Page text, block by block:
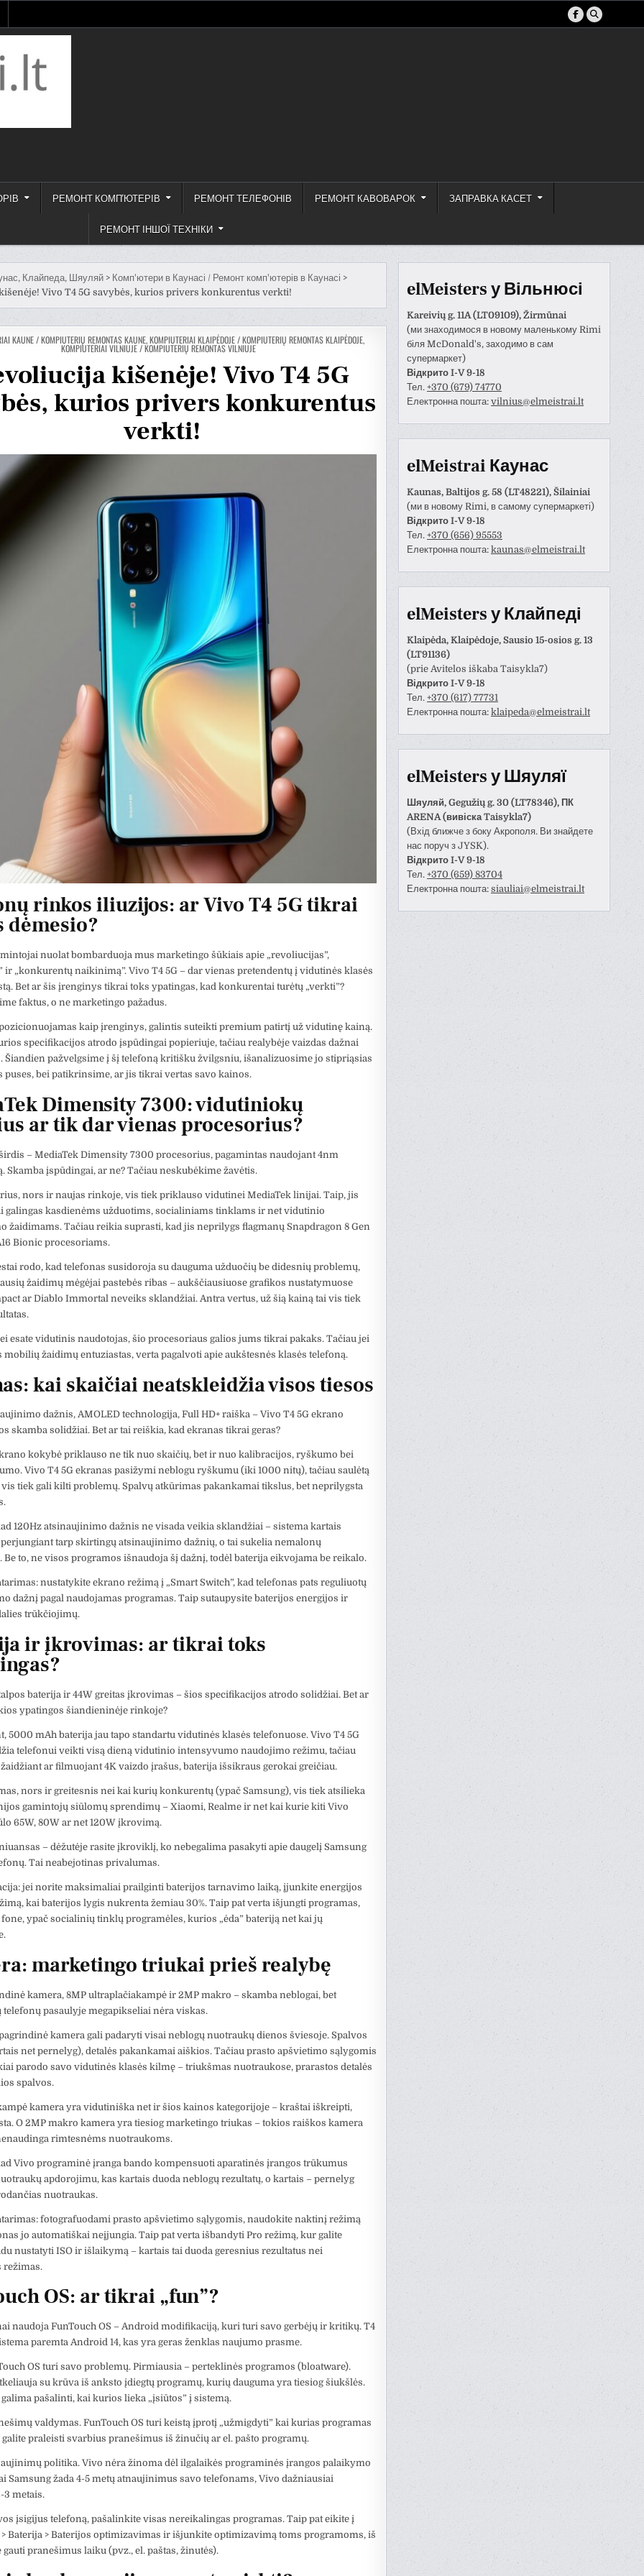
РЕМОНТ КОМП'ЮТЕРІВ РЕМОНТ ТЕЛЕФОНІВ РЕМОНТ КАВОВАРОК ЗАПРАВКА КАСЕТ
РЕМОНТ ІНШОЇ ТЕХНІКИ
Vytautas Ragaisis
prieš 3 metų
Šis naudotojas paliko tik
įvertinimą.
Anastazija Lukoševičienė
Šis naudotojas paliko tik
Mandagus bendravimas ir
greitai bei kokybiškai
atliktas darbas.
Клайпеда, Шяуляй> Комп'ютери в Каунасі / Ремонт комп'ютерів в Каунасі >
Vivo T4 5G savybės, kurios privers konkurentus verkti!
KAUNE / KOMPIUTERIŲ REMONTAS KAUNE,KOMPIUTERIAI KLAIPĖDOJE / KOMPIUTERIŲ REMONTAS KLAIPĖDOJE,
KOMPIUTERIAI VILNIUJE / KOMPIUTERIŲ REMONTAS VILNIUJE
kišenėje! Vivo T4 5G
kurios privers konkurentus
verkti!
rinkos iliuzijos: ar Vivo T4 5G tikrai
dėmesio?
nuolat bombarduoja mus marketingo šūkiais apie „revoliucijas”,
ir „konkurentų naikinimą”. Vivo T4 5G – dar vienas pretendentų į vidutinės klasės
Bet ar šis įrenginys tikrai toks ypatingas, kad konkurentai turėtų „verkti”?
faktus, o ne marketingo pažadus.
kaip įrenginys, galintis suteikti premium patirtį už vidutinę kainą.
specifikacijos atrodo įspūdingai popieriuje, tačiau realybėje vaizdas dažnai
Šiandien pažvelgsime į šį telefoną kritišku žvilgsniu, išanalizuosime jo stipriąsias
puses, bei patikrinsime, ar jis tikrai vertas savo kainos.
Dimensity 7300: vidutiniokų
ar tik dar vienas procesorius?
– MediaTek Dimensity 7300 procesorius, pagamintas naudojant 4nm
Skamba įspūdingai, ar ne? Tačiau neskubėkime žavėtis.
nors ir naujas rinkoje, vis tiek priklauso vidutinei MediaTek linijai. Taip, jis
galingas kasdienėms užduotims, socialiniams tinklams ir net vidutinio
žaidimams. Tačiau reikia suprasti, kad jis neprilygs flagmanų Snapdragon 8 Gen
Bionic procesoriams.
rodo, kad telefonas susidoroja su dauguma užduočių be didesnių problemų,
žaidimų mėgėjai pastebės ribas – aukščiausiuose grafikos nustatymuose
ar Diablo Immortal neveiks sklandžiai. Antra vertus, už šią kainą tai vis tiek
esate vidutinis naudotojas, šio procesoriaus galios jums tikrai pakaks. Tačiau jei
mobilių žaidimų entuziastas, verta pagalvoti apie aukštesnės klasės telefoną.
kai skaičiai neatskleidžia visos tiesos
dažnis, AMOLED technologija, Full HD+ raiška – Vivo T4 5G ekrano
skamba solidžiai. Bet ar tai reiškia, kad ekranas tikrai geras?
kokybė priklauso ne tik nuo skaičių, bet ir nuo kalibracijos, ryškumo bei
Vivo T4 5G ekranas pasižymi neblogu ryškumu (iki 1000 nitų), tačiau saulėtą
vis tiek gali kilti problemų. Spalvų atkūrimas pakankamai tikslus, bet neprilygsta
120Hz atsinaujinimo dažnis ne visada veikia sklandžiai – sistema kartais
perjungiant tarp skirtingų atsinaujinimo dažnių, o tai sukelia nemalonų
to, ne visos programos išnaudoja šį dažnį, todėl baterija eikvojama be reikalo.
nustatykite ekrano režimą į „Smart Switch”, kad telefonas pats reguliuotų
dažnį pagal naudojamas programas. Taip sutaupysite baterijos energijos ir
trūkčiojimų.
ir įkrovimas: ar tikrai toks
baterija ir 44W greitas įkrovimas – šios specifikacijos atrodo solidžiai. Bet ar
ypatingos šiandieninėje rinkoje?
5000 mAh baterija jau tapo standartu vidutinės klasės telefonuose. Vivo T4 5G
telefonui veikti visą dieną vidutinio intensyvumo naudojimo režimu, tačiau
ar filmuojant 4K vaizdo įrašus, baterija išsikraus gerokai greičiau.
nors ir greitesnis nei kai kurių konkurentų (ypač Samsung), vis tiek atsilieka
gamintojų siūlomų sprendimų – Xiaomi, Realme ir net kai kurie kiti Vivo
65W, 80W ar net 120W įkrovimą.
– dėžutėje rasite įkroviklį, ko nebegalima pasakyti apie daugelį Samsung
Tai neabejotinas privalumas.
jei norite maksimaliai prailginti baterijos tarnavimo laiką, įjunkite energijos
kai baterijos lygis nukrenta žemiau 30%. Taip pat verta išjungti programas,
ypač socialinių tinklų programėles, kurios „ėda” bateriją net kai jų
marketingo triukai prieš realybę
kamera, 8MP ultraplačiakampė ir 2MP makro – skamba neblogai, bet
pasaulyje megapikseliai nėra viskas.
kamera gali padaryti visai neblogų nuotraukų dienos šviesoje. Spalvos
net pernelyg), detalės pakankamai aiškios. Tačiau prasto apšvietimo sąlygomis
parodo savo vidutinės klasės kilmę – triukšmas nuotraukose, prarastos detalės
spalvos.
kamera yra vidutiniška net ir šios kainos kategorijoje – kraštai iškreipti,
O 2MP makro kamera yra tiesiog marketingo triukas – tokios raiškos kamera
rimtesnėms nuotraukoms.
Vivo programinė įranga bando kompensuoti aparatinės įrangos trūkumus
apdorojimu, kas kartais duoda neblogų rezultatų, o kartais – pernelyg
nuotraukas.
fotografuodami prasto apšvietimo sąlygomis, naudokite naktinį režimą
jo automatiškai neįjungia. Taip pat verta išbandyti Pro režimą, kur galite
nustatyti ISO ir išlaikymą – kartais tai duoda geresnius rezultatus nei
režimas.
OS: ar tikrai „fun”?
naudoja FunTouch OS – Android modifikaciją, kuri turi savo gerbėjų ir kritikų. T4
paremta Android 14, kas yra geras ženklas naujumo prasme.
OS turi savo problemų. Pirmiausia – perteklinės programos (bloatware).
su krūva iš anksto įdiegtų programų, kurių dauguma yra tiesiog šiukšlės.
pašalinti, kai kurios lieka „įsiūtos” į sistemą.
valdymas. FunTouch OS turi keistą įprotį „užmigdyti” kai kurias programas
galite praleisti svarbius pranešimus iš žinučių ar el. pašto programų.
politika. Vivo nėra žinoma dėl ilgalaikės programinės įrangos palaikymo
Samsung žada 4-5 metų atnaujinimus savo telefonams, Vivo dažniausiai
3 metais.
įsigijus telefoną, pašalinkite visas nereikalingas programas. Taip pat eikite į
Baterija > Baterijos optimizavimas ir išjunkite optimizavimą toms programoms, iš
pranešimus laiku (pvz., el. paštas, žinutės).
elMeisters у Вільнюсі
Kareivių g. 11A (LT09109), Žirmūnai
(ми знаходимося в новому маленькому Rimi
біля McDonald's, заходимо в сам
супермаркет)
Відкрито I-V 9-18
Тел. +370 (679) 74770
Електронна пошта: vilnius@elmeistrai.lt
elMeistrai Каунас
Kaunas, Baltijos g. 58 (LT48221), Šilainiai
(ми в новому Rimi, в самому супермаркеті)
Відкрито I-V 9-18
Тел. +370 (656) 95553
Електронна пошта: kaunas@elmeistrai.lt
elMeisters у Клайпеді
Klaipėda, Klaipėdoje, Sausio 15-osios g. 13
(LT91136)
(prie Avitelos iškaba Taisykla7)
Відкрито I-V 9-18
Тел. +370 (617) 77731
Електронна пошта: klaipeda@elmeistrai.lt
elMeisters у Шяуляї
Шяуляй, Gegužių g. 30 (LT78346), ПК
ARENA (вивіска Taisykla7)
(Вхід ближче з боку Акрополя. Ви знайдете
нас поруч з JYSK).
Відкрито I-V 9-18
Тел. +370 (659) 83704
Електронна пошта: siauliai@elmeistrai.lt